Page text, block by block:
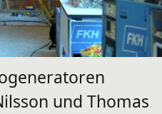
und Thomas